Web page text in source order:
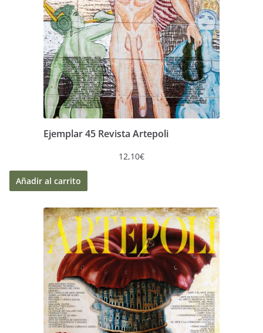
Ejemplar 45 Revista Artepoli
12,10€
Añadir al carrito